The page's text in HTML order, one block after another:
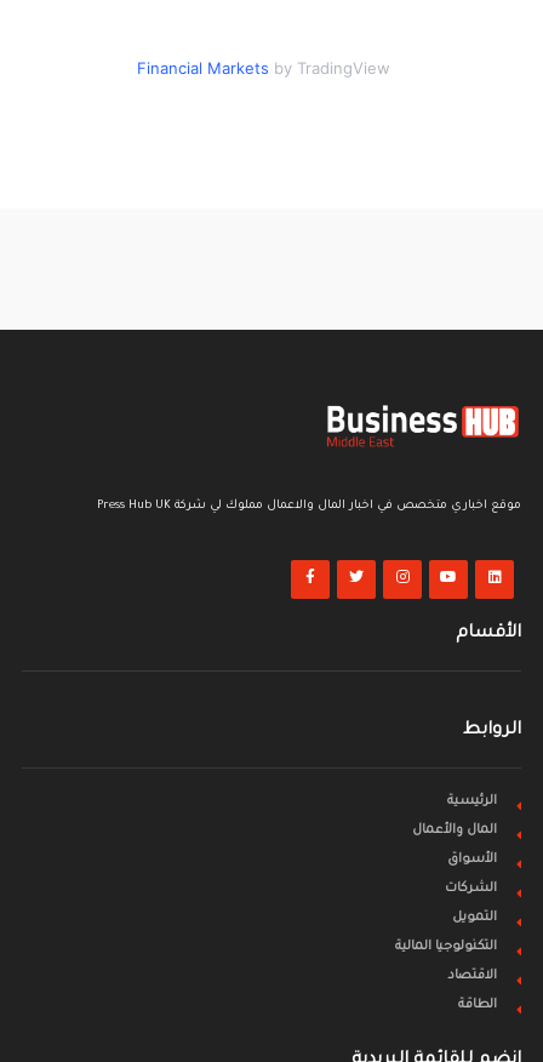
Financial Markets by TradingView
موقع اخباري متخصص في اخبار المال والاعمال مملوك لي شركة Press Hub UK
الأقسام
الروابط
الرئيسية
المال والأعمال
الأسواق
الشركات
التمويل
التكنولوجيا المالية
الاقتصاد
الطاقة